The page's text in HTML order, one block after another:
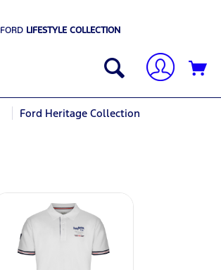
FORD LIFESTYLE COLLECTION
Ford Heritage Collection